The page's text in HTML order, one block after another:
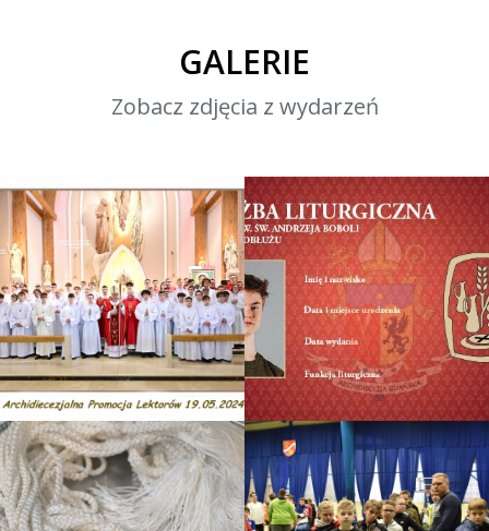
GALERIE
Zobacz zdjęcia z wydarzeń
Promocja lektorska A. D.
2024
Lektorzy
Legitymacje Sużby
Liturgicznej